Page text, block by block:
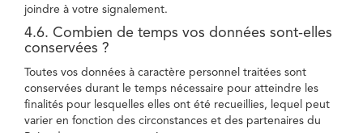
joindre à votre signalement.
4.6. Combien de temps vos données sont-elles
conservées ?
Toutes vos données à caractère personnel traitées sont
conservées durant le temps nécessaire pour atteindre les
finalités pour lesquelles elles ont été recueillies, lequel peut
varier en fonction des circonstances et des partenaires du